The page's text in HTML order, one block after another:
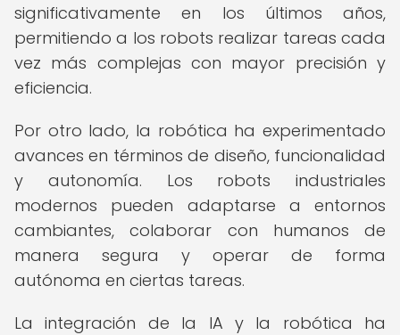
significativamente en los últimos años,
permitiendo a los robots realizar tareas cada
vez más complejas con mayor precisión y
eficiencia.
Por otro lado, la robótica ha experimentado
avances en términos de diseño, funcionalidad
y autonomía. Los robots industriales
modernos pueden adaptarse a entornos
cambiantes, colaborar con humanos de
manera segura y operar de forma
autónoma en ciertas tareas.
La integración de la IA y la robótica ha